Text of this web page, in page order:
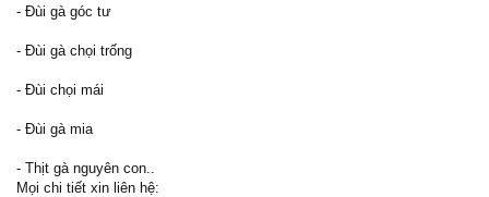
- Đùi gà góc tư
- Đùi gà chọi trống
- Đùi chọi mái
- Đùi gà mia
- Thịt gà nguyên con..
Mọi chi tiết xin liên hệ: